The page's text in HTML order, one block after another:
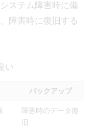
ステム障害時に備
障害時に復旧する
い
バックアップ
障害時のデータ復
旧